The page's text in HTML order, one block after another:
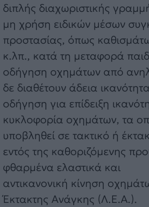
διπλής διαχωριστικής
μη χρήση ειδικών μέσων
προστασίας, όπως
κ.λπ., κατά τη μεταφορά
οδήγηση οχημάτων από
δε διαθέτουν άδεια
οδήγηση για επίδειξη
κυκλοφορία οχημάτων, τα
υποβληθεί σε τακτικό ή
εντός της καθοριζόμενης
φθαρμένα ελαστικά και
αντικανονική κίνηση
Έκτακτης Ανάγκης (Λ.Ε.Α.).